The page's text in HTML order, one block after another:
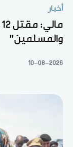
أخبار
والمسلمين"
10-08-2026